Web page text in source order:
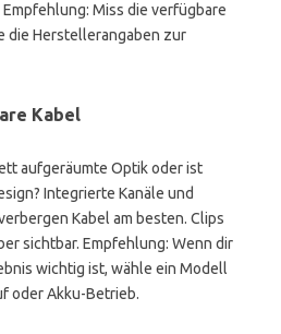
Miss die verfügbare
die Herstellerangaben zur
Kabel
aufgeräumte Optik oder ist
Integrierte Kanäle und
Kabel am besten. Clips
sichtbar. Empfehlung: Wenn dir
wichtig ist, wähle ein Modell
oder Akku-Betrieb.